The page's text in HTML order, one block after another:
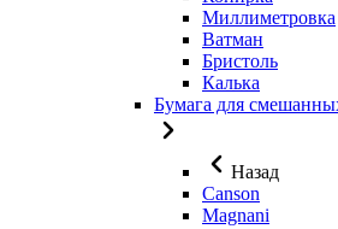
Миллиметровка
Ватман
Бристоль
Калька
Бумага для
Назад
Canson
Magnani